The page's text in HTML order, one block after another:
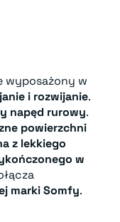
wyposażony w
i rozwijanie.
napęd rurowy.
powierzchni
z lekkiego
w
marki Somfy.